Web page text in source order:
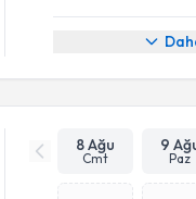
8 Ağu
Cmt
9
Paz